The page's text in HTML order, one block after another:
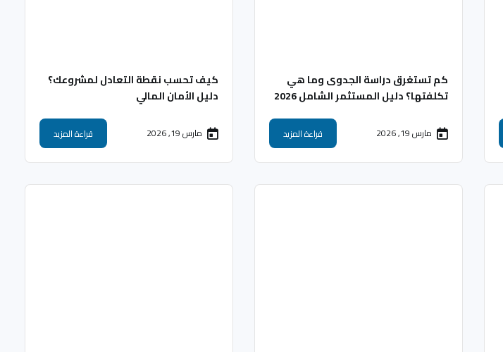
كم تستغرق دراسة الجدوى وما هي
تكلفتها؟ دليل المستثمر الشامل 2026
مارس 19, 2026 قراءة المزيد
كيف تحسب نقطة التعادل لمشروعك؟
دليل الأمان المالي
مارس 19, 2026 قراءة المزيد